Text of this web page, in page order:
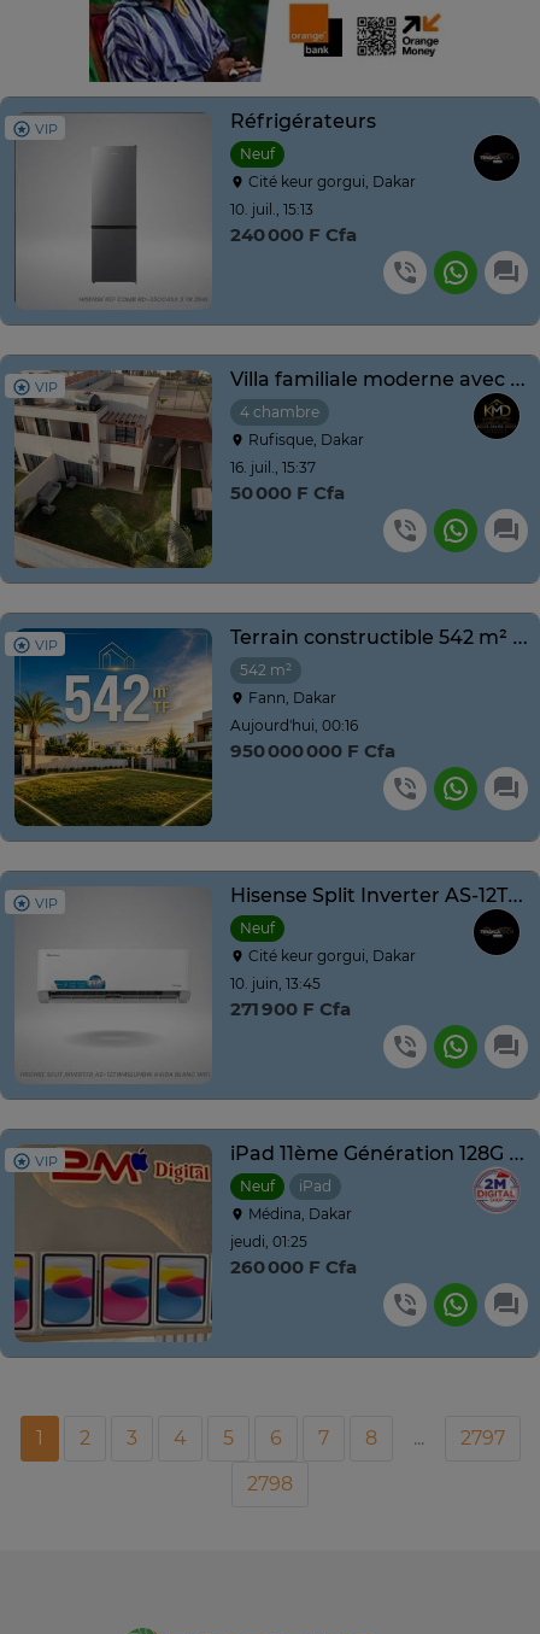
VIP Réfrigérateurs
Neuf
Cité keur gorgui, Dakar
10. juil., 15:13
240 000 F Cfa
VIP Villa familiale moderne avec jardin et loisirs
4 chambre
Rufisque, Dakar
16. juil., 15:37
50 000 F Cfa
VIP Terrain constructible 542 m² quartier résidentiel calme
542 m²
Fann, Dakar
Aujourd'hui, 00:16
950 000 000 F Cfa
VIP Hisense Split Inverter AS-12TW4SLUHBW R410A Blanc Wifi
Neuf
Cité keur gorgui, Dakar
10. juin, 13:45
271 900 F Cfa
VIP iPad 11ème Génération 128G 2025 Pink Neuf
Neuf
iPad
Médina, Dakar
jeudi, 01:25
260 000 F Cfa
1 2 3 4 5 6 7 8 ...
2797
2798